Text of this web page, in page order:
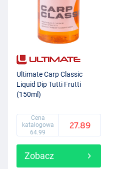
Ultimate Carp Classic
Liquid Dip Tutti Frutti
(150ml)
Cena
katalogowa
64.99
27.89
Zobacz